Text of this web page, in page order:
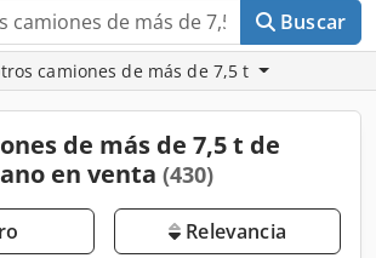
Buscar
camiones de más de 7,5 t
de más de 7,5 t de
en venta (430)
Relevancia